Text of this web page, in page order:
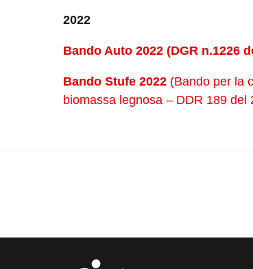
2022
Bando Auto 2022 (DGR n.1226
Bando Stufe 2022 (Bando per la
biomassa legnosa – DDR 189 del